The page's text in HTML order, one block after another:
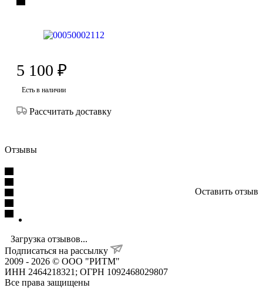
5 100 ₽
Есть в наличии
Рассчитать доставку
Отзывы
Оставить отзыв
Загрузка отзывов...
Подписаться на рассылку
2009 - 2026 © ООО "РИТМ"
ИНН 2464218321; ОГРН 1092468029807
Все права защищены